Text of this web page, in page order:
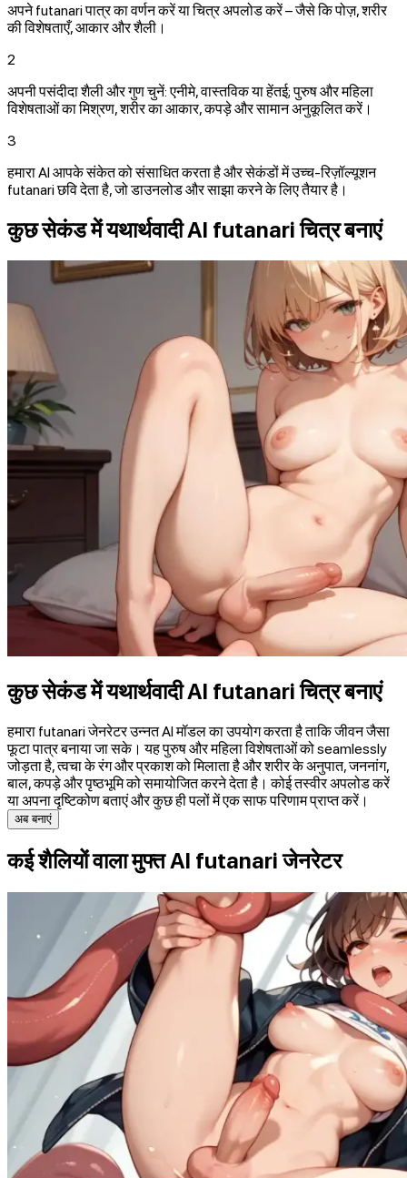
अपने futanari पात्र का वर्णन करें या चित्र अपलोड करें – जैसे कि पोज़, शरीर
की विशेषताएँ, आकार और शैली।
2
अपनी पसंदीदा शैली और गुण चुनें: एनीमे, वास्तविक या हेंतई; पुरुष और महिला
विशेषताओं का मिश्रण, शरीर का आकार, कपड़े और सामान अनुकूलित करें।
3
हमारा AI आपके संकेत को संसाधित करता है और सेकंडों में उच्च‑रिज़ॉल्यूशन
futanari छवि देता है, जो डाउनलोड और साझा करने के लिए तैयार है।
कुछ सेकंड में यथार्थवादी AI futanari चित्र बनाएं
कुछ सेकंड में यथार्थवादी AI futanari चित्र बनाएं
हमारा futanari जेनरेटर उन्नत AI मॉडल का उपयोग करता है ताकि जीवन जैसा
फूटा पात्र बनाया जा सके। यह पुरुष और महिला विशेषताओं को seamlessly
जोड़ता है, त्वचा के रंग और प्रकाश को मिलाता है और शरीर के अनुपात, जननांग,
बाल, कपड़े और पृष्ठभूमि को समायोजित करने देता है। कोई तस्वीर अपलोड करें
या अपना दृष्टिकोण बताएं और कुछ ही पलों में एक साफ परिणाम प्राप्त करें।
अब बनाएं
कई शैलियों वाला मुफ्त AI futanari जेनरेटर